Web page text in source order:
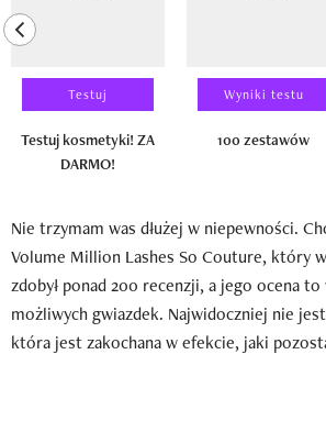
previous element
Testuj
Testuj kosmetyki! ZA
DARMO!
Wyniki testu
100 zestawów
Nie trzymam was dłużej w niepewności.
Volume Million Lashes So Couture, który
zdobył ponad 200 recenzji, a jego ocena to
możliwych gwiazdek. Najwidoczniej nie
która jest zakochana w efekcie, jaki